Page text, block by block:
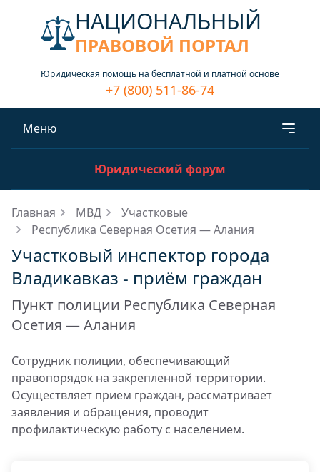
НАЦИОНАЛЬНЫЙ
ПРАВОВОЙ ПОРТАЛ
Юридическая помощь на бесплатной и платной основе
+7 (800) 511-86-74
Меню
Юридический форум
Главная МВД
Участковые
Республика Северная Осетия — Алания
Участковый инспектор города
Владикавказ - приём граждан
Пункт полиции Республика Северная
Осетия — Алания
Сотрудник полиции, обеспечивающий
правопорядок на закрепленной территории.
Осуществляет прием граждан, рассматривает
заявления и обращения, проводит
профилактическую работу с населением.